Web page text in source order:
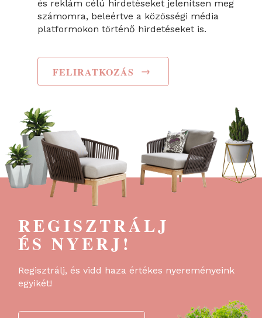
és reklám célú hirdetéseket jelenítsen meg
számomra, beleértve a közösségi média
platformokon történő hirdetéseket is.
FELIRATKOZÁS →
REGISZTRÁLJ
ÉS NYERJ!
Regisztrálj, és vidd haza értékes nyereményeink
egyikét!